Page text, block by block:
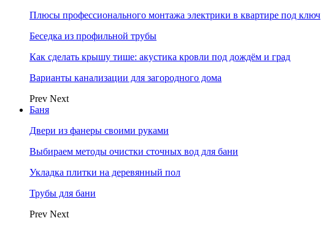
Плюсы профессионального монтажа электрики в квартире под ключ
Беседка из профильной трубы
Как сделать крышу тише: акустика кровли под дождём и град
Варианты канализации для загородного дома
Prev Next
Баня
Двери из фанеры своими руками
Выбираем методы очистки сточных вод для бани
Укладка плитки на деревянный пол
Трубы для бани
Prev Next